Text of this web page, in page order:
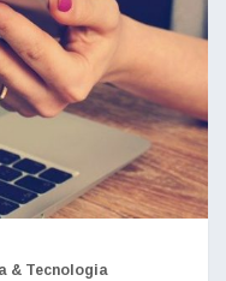
& Tecnologia